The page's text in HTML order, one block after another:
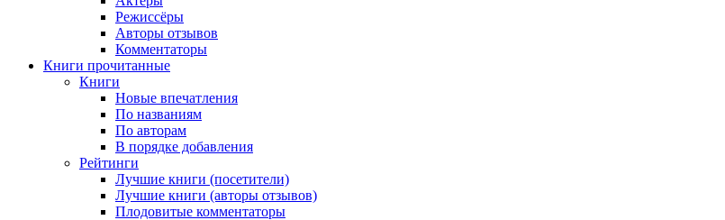
Режиссёры
Авторы отзывов
Комментаторы
Книги прочитанные
Книги
Новые впечатления
По названиям
По авторам
В порядке добавления
Рейтинги
Лучшие книги (посетители)
Лучшие книги (авторы отзывов)
Плодовитые комментаторы